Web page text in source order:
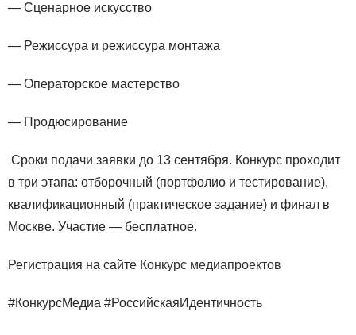
— Сценарное искусство
— Режиссура и режиссура монтажа
— Операторское мастерство
— Продюсирование
Сроки подачи заявки до 13 сентября. Конкурс проходит
в три этапа: отборочный (портфолио и тестирование),
квалификационный (практическое задание) и финал в
Москве. Участие — бесплатное.
Регистрация на сайте Конкурс медиапроектов
#КонкурсМедиа #РоссийскаяИдентичность